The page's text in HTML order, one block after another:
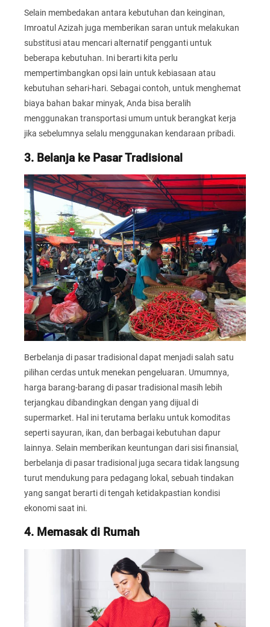
Selain membedakan antara kebutuhan dan keinginan,
Imroatul Azizah juga memberikan saran untuk melakukan
substitusi atau mencari alternatif pengganti untuk
beberapa kebutuhan. Ini berarti kita perlu
mempertimbangkan opsi lain untuk kebiasaan atau
kebutuhan sehari-hari. Sebagai contoh, untuk menghemat
biaya bahan bakar minyak, Anda bisa beralih
menggunakan transportasi umum untuk berangkat kerja
jika sebelumnya selalu menggunakan kendaraan pribadi.
3. Belanja ke Pasar Tradisional
Berbelanja di pasar tradisional dapat menjadi salah satu
pilihan cerdas untuk menekan pengeluaran. Umumnya,
harga barang-barang di pasar tradisional masih lebih
terjangkau dibandingkan dengan yang dijual di
supermarket. Hal ini terutama berlaku untuk komoditas
seperti sayuran, ikan, dan berbagai kebutuhan dapur
lainnya. Selain memberikan keuntungan dari sisi finansial,
berbelanja di pasar tradisional juga secara tidak langsung
turut mendukung para pedagang lokal, sebuah tindakan
yang sangat berarti di tengah ketidakpastian kondisi
ekonomi saat ini.
4. Memasak di Rumah